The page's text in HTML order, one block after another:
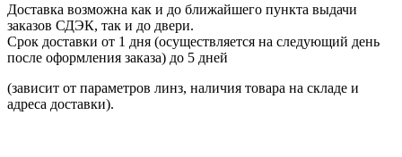
Доставка возможна как и до ближайшего пункта выдачи
заказов СДЭК, так и до двери.
Срок доставки от 1 дня (осуществляется на следующий день
после оформления заказа) до 5 дней
(зависит от параметров линз, наличия товара на складе и
адреса доставки).